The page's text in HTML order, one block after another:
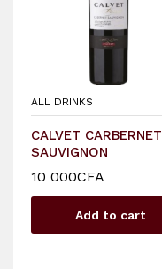
ALL DRINKS
CALVET CARBERNET
SAUVIGNON
10 000CFA
Add to cart